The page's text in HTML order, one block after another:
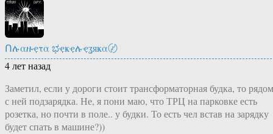
Ոሉαዙҿτα ಭҿҝҿሉҿʓяҝα〄
4 лет назад
Заметил, если у дороги стоит трансформаторная будка, то рядом
с ней подзарядка. Не, я пони маю, что ТРЦ на парковке есть
розетка, но почти в поле.. у будки. То есть чел встав на зарядку
будет спать в машине?))